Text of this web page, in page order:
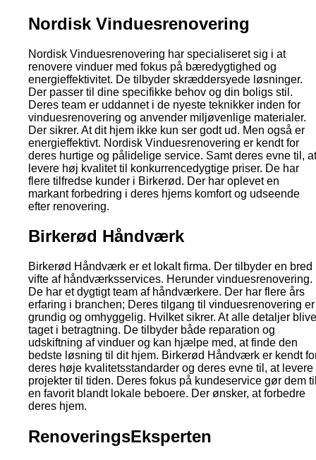
Nordisk Vinduesrenovering
Nordisk Vinduesrenovering har specialiseret sig i at
renovere vinduer med fokus på bæredygtighed og
energieffektivitet. De tilbyder skræddersyede løsninger.
Der passer til dine specifikke behov og din boligs stil.
Deres team er uddannet i de nyeste teknikker inden for
vinduesrenovering og anvender miljøvenlige materialer.
Der sikrer. At dit hjem ikke kun ser godt ud. Men også er
energieffektivt. Nordisk Vinduesrenovering er kendt for
deres hurtige og pålidelige service. Samt deres evne til, at
levere høj kvalitet til konkurrencedygtige priser. De har
flere tilfredse kunder i Birkerød. Der har oplevet en
markant forbedring i deres hjems komfort og udseende
efter renovering.
Birkerød Håndværk
Birkerød Håndværk er et lokalt firma. Der tilbyder en bred
vifte af håndværksservices. Herunder vinduesrenovering.
De har et dygtigt team af håndværkere. Der har flere års
erfaring i branchen; Deres tilgang til vinduesrenovering er
grundig og omhyggelig. Hvilket sikrer. At alle detaljer
taget i betragtning. De tilbyder både reparation og
udskiftning af vinduer og kan hjælpe med, at finde den
bedste løsning til dit hjem. Birkerød Håndværk er kendt
deres høje kvalitetsstandarder og deres evne til, at levere
projekter til tiden. Deres fokus på kundeservice gør dem
en favorit blandt lokale beboere. Der ønsker, at forbedre
deres hjem.
RenoveringsEksperten